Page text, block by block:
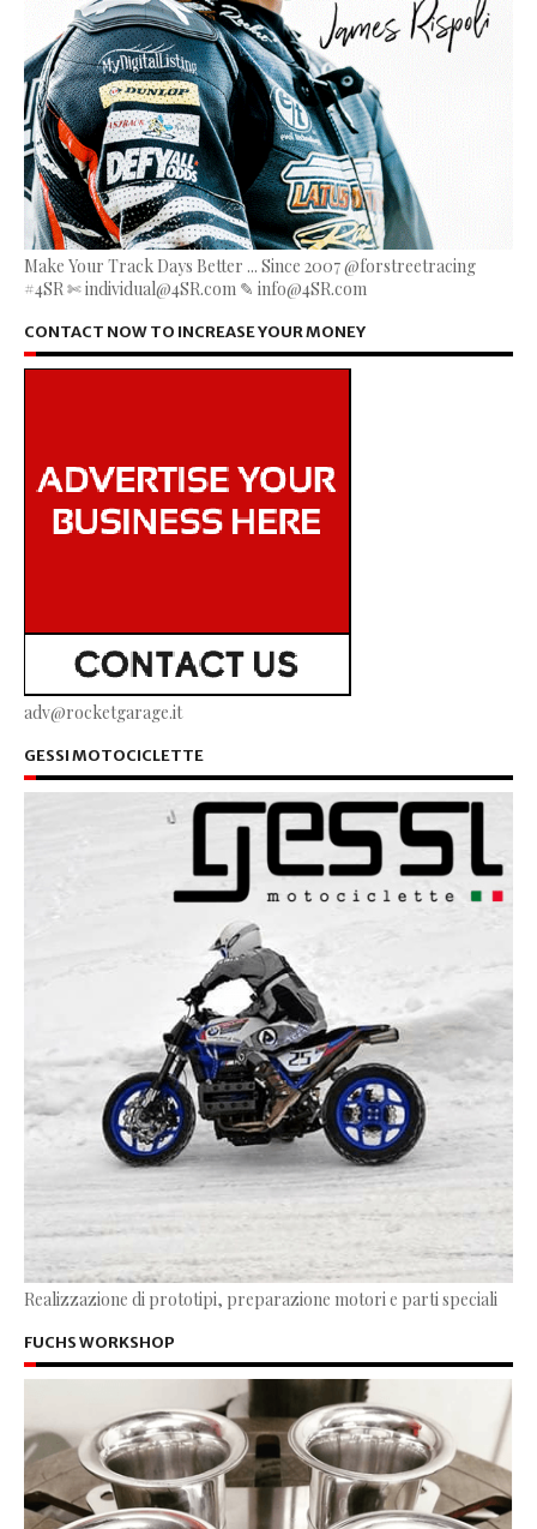
Make Your Track Days Better ... Since 2007 @forstreetracing
#4SR ✄ individual@4SR.com ✎ info@4SR.com
CONTACT NOW TO INCREASE YOUR MONEY
adv@rocketgarage.it
GESSI MOTOCICLETTE
Realizzazione di prototipi, preparazione motori e parti speciali
FUCHS WORKSHOP